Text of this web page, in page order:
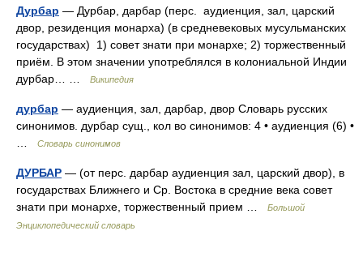
Дурбар — Дурбар, дарбар (перс. аудиенция, зал, царский
двор, резиденция монарха) (в средневековых мусульманских
государствах) 1) совет знати при монархе; 2) торжественный
приём. В этом значении употреблялся в колониальной Индии
дурбар… …
Википедия
дурбар — аудиенция, зал, дарбар, двор Словарь русских
синонимов. дурбар сущ., кол во синонимов: 4 • аудиенция (6) •
Словарь синонимов
ДУРБАР — (от перс. дарбар аудиенция зал, царский двор), в
государствах Ближнего и Ср. Востока в средние века совет
знати при монархе, торжественный прием …
Большой
Энциклопедический словарь